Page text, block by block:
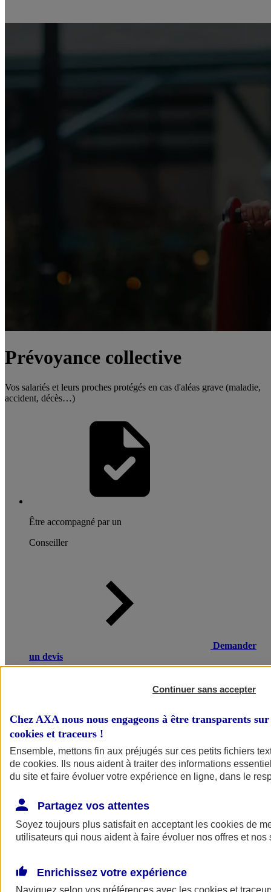
Prévoyance collective
Vos salariés et leurs proches protégés en cas d'aléas grave (maladie,
accident, décès…)
Être accompagné par un
Conseiller
Demander
un devis
invalidité ou un décès, peut avoir de lourdes conséquences
revenus et verse un capital à la famille en cas de décès.
prévoyance collective
POURQUOI CHOISIR AXA
Continuer sans accepter
Chez AXA nous nous engageons à être transparents
cookies et traceurs !
Ensemble, mettons fin aux préjugés sur ces petits fichiers
de cookies. Ils nous aident à traiter des informations
du site et faire évoluer votre expérience en ligne, dans le
Partagez vos attentes
Soyez toujours plus satisfait en acceptant les cookies de
utilisateurs qui nous aident à faire évoluer nos offres et nos
Enrichissez votre expérience